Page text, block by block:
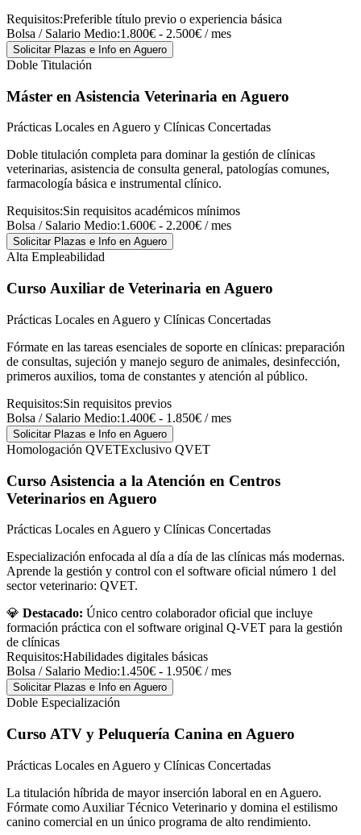
Requisitos:Preferible título previo o experiencia básica
Bolsa / Salario Medio:1.800€ - 2.500€ / mes
Solicitar Plazas e Info en Aguero
Doble Titulación
Máster en Asistencia Veterinaria en Aguero
Prácticas Locales en Aguero y Clínicas Concertadas
Doble titulación completa para dominar la gestión de clínicas
veterinarias, asistencia de consulta general, patologías comunes,
farmacología básica e instrumental clínico.
Requisitos:Sin requisitos académicos mínimos
Bolsa / Salario Medio:1.600€ - 2.200€ / mes
Solicitar Plazas e Info en Aguero
Alta Empleabilidad
Curso Auxiliar de Veterinaria en Aguero
Prácticas Locales en Aguero y Clínicas Concertadas
Fórmate en las tareas esenciales de soporte en clínicas: preparación
de consultas, sujeción y manejo seguro de animales, desinfección,
primeros auxilios, toma de constantes y atención al público.
Requisitos:Sin requisitos previos
Bolsa / Salario Medio:1.400€ - 1.850€ / mes
Solicitar Plazas e Info en Aguero
Homologación QVETExclusivo QVET
Curso Asistencia a la Atención en Centros
Veterinarios en Aguero
Prácticas Locales en Aguero y Clínicas Concertadas
Especialización enfocada al día a día de las clínicas más modernas.
Aprende la gestión y control con el software oficial número 1 del
sector veterinario: QVET.
💎 Destacado: Único centro colaborador oficial que incluye
formación práctica con el software original Q-VET para la gestión
de clínicas
Requisitos:Habilidades digitales básicas
Bolsa / Salario Medio:1.450€ - 1.950€ / mes
Solicitar Plazas e Info en Aguero
Doble Especialización
Curso ATV y Peluquería Canina en Aguero
Prácticas Locales en Aguero y Clínicas Concertadas
La titulación híbrida de mayor inserción laboral en en Aguero.
Fórmate como Auxiliar Técnico Veterinario y domina el estilismo
canino comercial en un único programa de alto rendimiento.